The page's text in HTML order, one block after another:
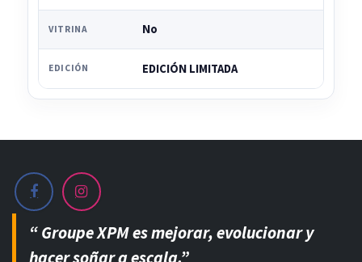
VITRINA No
EDICIÓN EDICIÓN LIMITADA
“ Groupe XPM es mejorar, evolucionar y
hacer soñar a escala.”